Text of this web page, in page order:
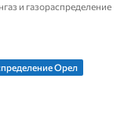
и газораспределение
Орел